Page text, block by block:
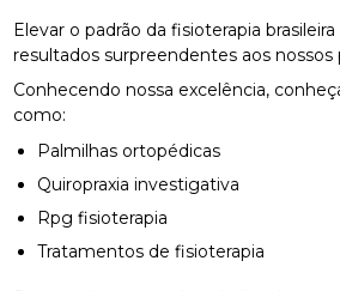
Elevar o padrão da fisioterapia
resultados surpreendentes aos nossos
Conhecendo nossa excelência,
como:
Palmilhas ortopédicas
Quiropraxia investigativa
Rpg fisioterapia
Tratamentos de fisioterapia